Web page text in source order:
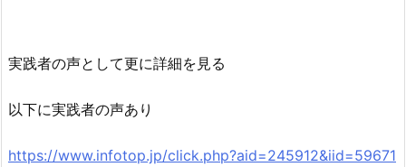
実践者の声として更に詳細を見る
以下に実践者の声あり
https://www.infotop.jp/click.php?aid=245912&iid=59671